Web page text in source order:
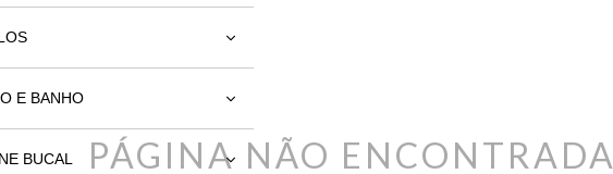
E BANHO
BUCAL PÁGINA NÃO ENCONTRADA